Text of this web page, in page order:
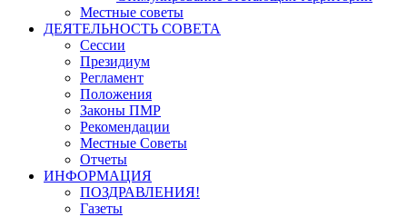
Местные советы
ДЕЯТЕЛЬНОСТЬ СОВЕТА
Сессии
Президиум
Регламент
Положения
Законы ПМР
Рекомендации
Местные Советы
Отчеты
ИНФОРМАЦИЯ
ПОЗДРАВЛЕНИЯ!
Газеты